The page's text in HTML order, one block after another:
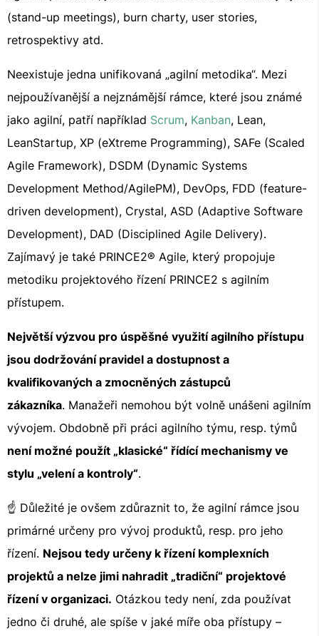
(stand-up meetings), burn charty, user stories,
retrospektivy atd.
Neexistuje jedna unifikovaná „agilní metodika“. Mezi
nejpoužívanější a nejznámější rámce, které jsou známé
jako agilní, patří například Scrum, Kanban, Lean,
LeanStartup, XP (eXtreme Programming), SAFe (Scaled
Agile Framework), DSDM (Dynamic Systems
Development Method/AgilePM), DevOps, FDD (feature-
driven development), Crystal, ASD (Adaptive Software
Development), DAD (Disciplined Agile Delivery).
Zajímavý je také PRINCE2® Agile, který propojuje
metodiku projektového řízení PRINCE2 s agilním
přístupem.
Největší výzvou pro úspěšné využití agilního přístupu
jsou dodržování pravidel a dostupnost a
kvalifikovaných a zmocněných zástupců
zákazníka. Manažeři nemohou být volně unášeni agilním
vývojem. Obdobně při práci agilního týmu, resp. týmů
není možné použít „klasické“ řídící mechanismy ve
stylu „velení a kontroly“.
☝ Důležité je ovšem zdůraznit to, že agilní rámce jsou
primárné určeny pro vývoj produktů, resp. pro jeho
řízení. Nejsou tedy určeny k řízení komplexních
projektů a nelze jimi nahradit „tradiční“ projektové
řízení v organizaci. Otázkou tedy není, zda používat
jedno či druhé, ale spíše v jaké míře oba přístupy –